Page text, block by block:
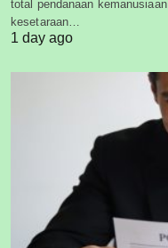
total pendanaan
kesetaraan…
1 day ago